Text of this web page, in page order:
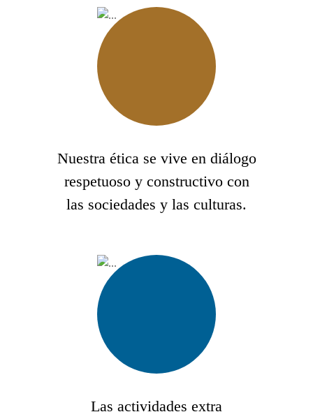
Nuestra ética se vive en diálogo
respetuoso y constructivo con
las sociedades y las culturas.
Las actividades extra